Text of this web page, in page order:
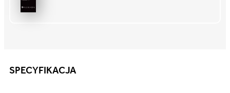
SPECYFIKACJA